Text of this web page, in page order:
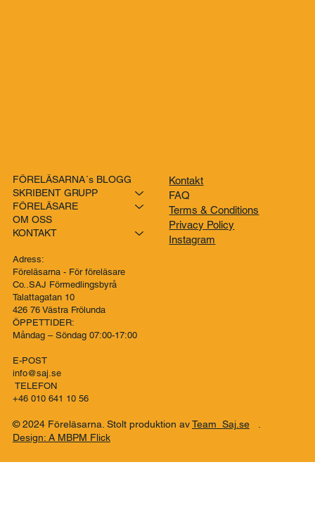
FÖRELÄSARNA´s BLOGG
SKRIBENT GRUPP
FÖRELÄSARE
OM OSS
KONTAKT
Adress:
Föreläsarna - För föreläsare
Co..SAJ Förmedlingsbyrå
Talattagatan 10
426 76 Västra Frölunda
ÖPPETTIDER:
Måndag – Söndag 07:00-17:00
E-POST
info@saj.se
TELEFON
+46 010 641 10 56
Kontakt
FAQ
Terms & Conditions
Privacy Policy
Instagram
© 2024 Föreläsarna. Stolt produktion avTeam Saj.se.
Design: A MBPM Flick